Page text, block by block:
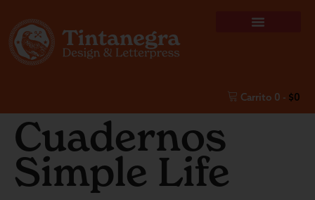
Carrito 0 - $0
Cuadernos
Simple Life